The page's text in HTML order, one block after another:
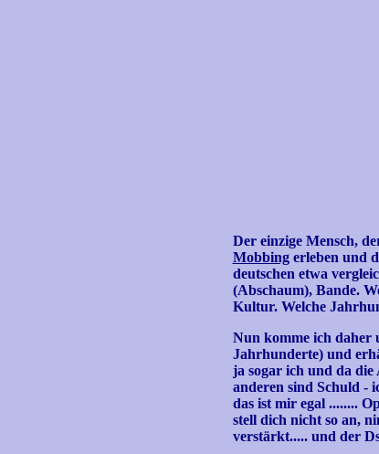
Der einzige Mensch,
Mobbingerleben und
deutschen etwa
(Abschaum), Bande.
Kultur. Welche
Nun komme ich daher
Jahrhunderte) und
ja sogar ich und da
anderen sind Schuld -
das ist mir egal ........
stell dich nicht so an,
verstärkt..... und der